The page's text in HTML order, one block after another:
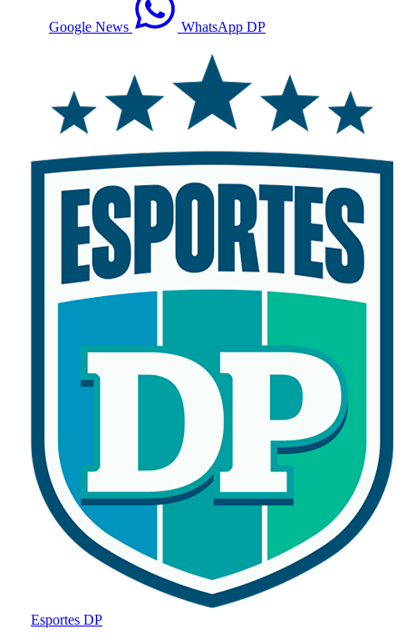
Google News WhatsApp DP
Esportes DP